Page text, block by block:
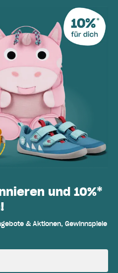
und 10%*
& Aktionen, Gewinnspiele